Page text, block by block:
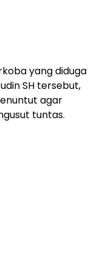
yang diduga
SH tersebut,
agar
tuntas.